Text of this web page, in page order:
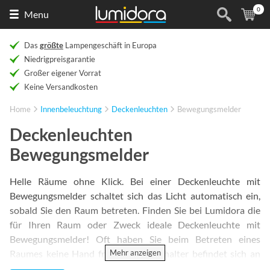
Menu (
0
Das größte Lampengeschäft in Europa
Niedrigpreisgarantie
Großer eigener Vorrat
Keine Versandkosten
Home Innenbeleuchtung Deckenleuchten Bewegungsmelder
Deckenleuchten
Bewegungsmelder
Helle Räume ohne Klick. Bei einer Deckenleuchte mit
Bewegungsmelder schaltet sich das Licht automatisch ein,
sobald Sie den Raum betreten. Finden Sie bei Lumidora die
für Ihren Raum oder Zweck ideale Deckenleuchte mit
Bewegungsmelder! Oft haben Sie beim Betreten eines
Raumes keine Hand frei oder der Schalter befindet sich an
Mehr anzeigen